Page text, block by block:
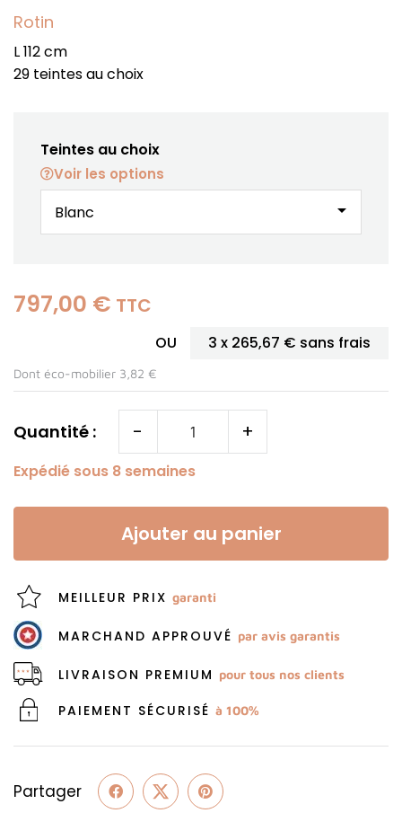
Rotin
L 112 cm
29 teintes au choix
Teintes au choix
Voir les options
arrow_drop_down
797,00 € TTC
OU 3 x 265,67 € sans frais
Dont éco-mobilier 3,82 €
Quantité : - +
Expédié sous 8 semaines
Ajouter au panier
MEILLEUR PRIX garanti
MARCHAND APPROUVÉ par avis garantis
LIVRAISON PREMIUM pour tous nos clients
PAIEMENT SÉCURISÉ à 100%
Partager